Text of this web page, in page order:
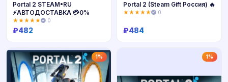
Купить
Portal 2 STEAM•RU
⚡️АВТОДОСТАВКА 💳0%
★★★★★ 0
₽482
Portal 2 (Steam Gift Россия) 🔥
★★★★★ 0
₽484
1% 1%